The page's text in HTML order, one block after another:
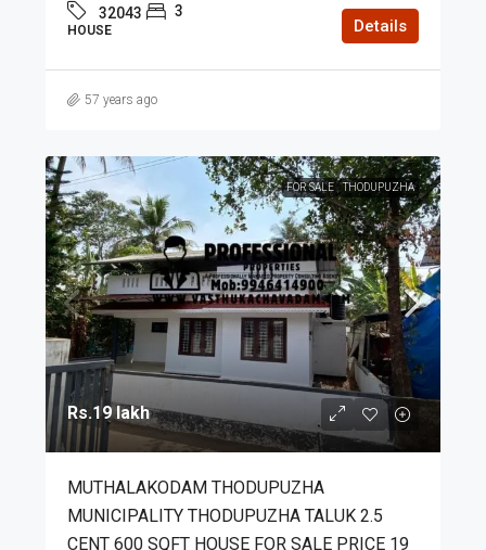
32043 3
HOUSE Details
57 years ago
FOR SALE THODUPUZHA
Rs.19 lakh
MUTHALAKODAM THODUPUZHA
MUNICIPALITY THODUPUZHA TALUK 2.5
CENT 600 SQFT HOUSE FOR SALE PRICE 19